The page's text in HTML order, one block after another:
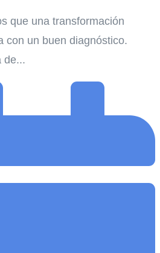
que una transformación
con un buen diagnóstico.
de...